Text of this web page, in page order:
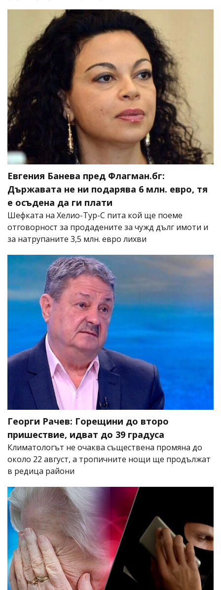
Евгения Банева пред Флагман.бг:
Държавата не ни подарява 6 млн. евро, тя
е осъдена да ги плати
Шефката на Хелио-Тур-С пита кой ще поеме
отговорност за продадените за чужд дълг имоти и
за натрупаните 3,5 млн. евро лихви
Георги Рачев: Горещини до второ
пришествие, идват до 39 градуса
Климатологът не очаква съществена промяна до
около 22 август, а тропичните нощи ще продължат
в редица райони